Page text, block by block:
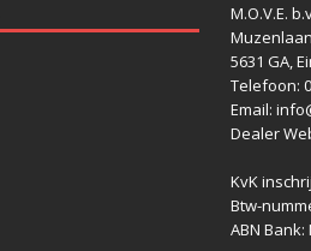
M.O.V.E.
5631 GA,
Telefoon:
Email:
Dealer
KvK
Btw-
ABN Bank: